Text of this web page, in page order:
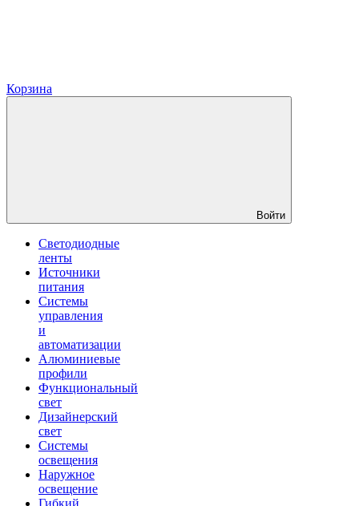
Корзина
Войти
Светодиодные
ленты
Источники
питания
Системы
управления
и
автоматизации
Алюминиевые
профили
Функциональный
свет
Дизайнерский
свет
Системы
освещения
Наружное
освещение
Гибкий